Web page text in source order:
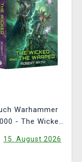
Warhammer
- The Wicked
15. August 2026